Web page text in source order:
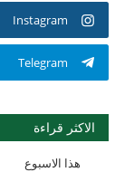
Instagram
Telegram
الاكثر قراءة
هذا الاسبوع